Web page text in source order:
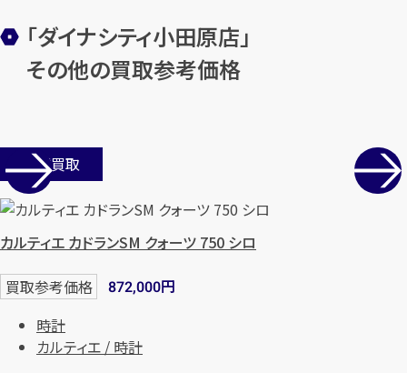
「ダイナシティ小田原店」
その他の買取参考価格
店舗買取
カルティエ カドランSM クォーツ 750 シロ
買取参考価格 872,000円
時計
カルティエ / 時計